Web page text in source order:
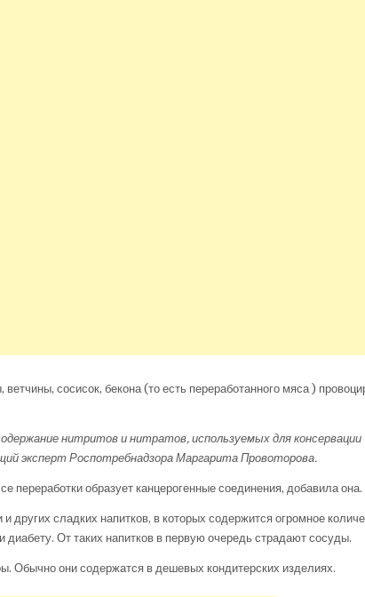
сосисок, бекона (то есть переработанного мяса )
нитритов и нитратов, используемых для консервации
эксперт Роспотребнадзора Маргарита Провоторова.
переработки образует канцерогенные соединения, добавила она.
и других сладких напитков, в которых содержится огромное
диабету. От таких напитков в первую очередь страдают сосуды.
Обычно они содержатся в дешевых кондитерских изделиях.